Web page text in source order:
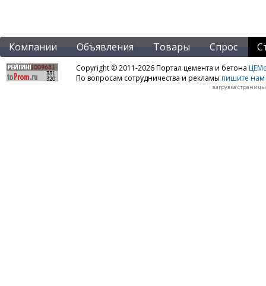
Компании Объявления Товары Спрос
Copyright © 2011-2026 Портал цемента и бетона
По вопросам сотрудничества и рекламы пишите нам
загрузка